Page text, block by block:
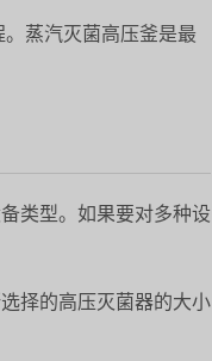
蒸汽灭菌高压釜是最
类型。如果要对多种设
择的高压灭菌器的大小